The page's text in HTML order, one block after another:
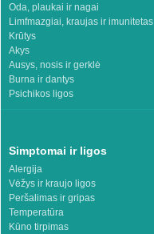
Oda, plaukai ir nagai
Limfmazgiai, kraujas ir imunitetas
Krūtys
Akys
Ausys, nosis ir gerklė
Burna ir dantys
Psichikos ligos
Simptomai ir ligos
Alergija
Vėžys ir kraujo ligos
Peršalimas ir gripas
Temperatūra
Kūno tirpimas